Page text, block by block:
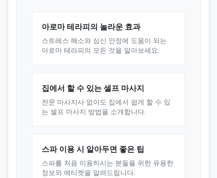
아로마 테라피의 놀라운 효과
스트레스 해소와 심신 안정에 도움이 되는
아로마 테라피의 모든 것을 알아보세요.
집에서 할 수 있는 셀프 마사지
전문 마사지사 없이도 집에서 쉽게 할 수 있
는 셀프 마사지 방법을 소개합니다.
스파 이용 시 알아두면 좋은 팁
스파를 처음 이용하시는 분들을 위한 유용한
정보와 에티켓을 알려드립니다.